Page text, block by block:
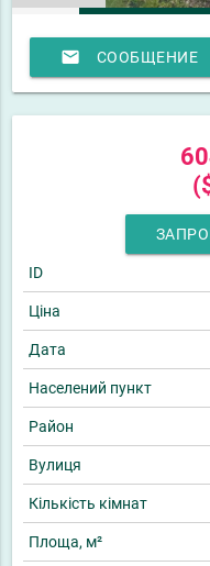
email СООБЩЕНИЕ
ID
Ціна
Дата
Населений пункт
Район
Вулиця
Кількість кімнат
Площа, м²